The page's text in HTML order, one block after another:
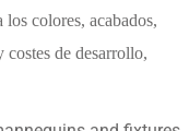
colores, acabados,
de desarrollo,